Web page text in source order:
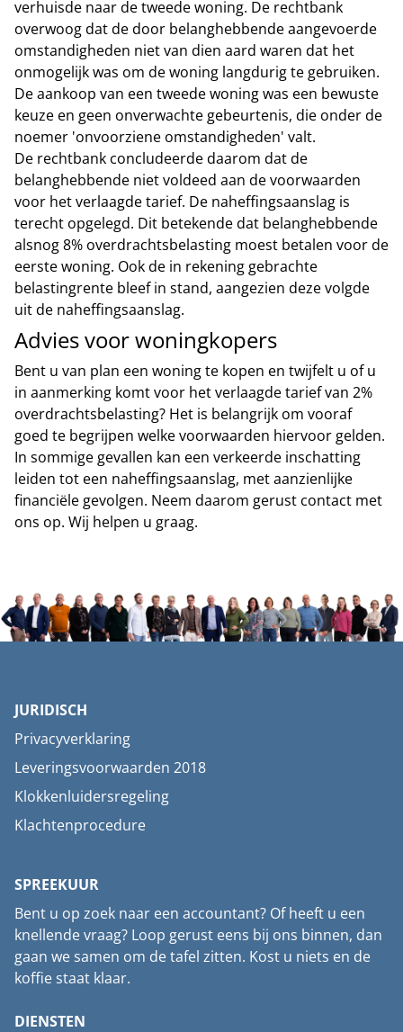
verhuisde naar de tweede woning. De rechtbank
overwoog dat de door belanghebbende aangevoerde
omstandigheden niet van dien aard waren dat het
onmogelijk was om de woning langdurig te gebruiken.
De aankoop van een tweede woning was een bewuste
keuze en geen onverwachte gebeurtenis, die onder de
noemer 'onvoorziene omstandigheden' valt.
De rechtbank concludeerde daarom dat de
belanghebbende niet voldeed aan de voorwaarden
voor het verlaagde tarief. De naheffingsaanslag is
terecht opgelegd. Dit betekende dat belanghebbende
alsnog 8% overdrachtsbelasting moest betalen voor de
eerste woning. Ook de in rekening gebrachte
belastingrente bleef in stand, aangezien deze volgde
uit de naheffingsaanslag.
Advies voor woningkopers
Bent u van plan een woning te kopen en twijfelt u of u
in aanmerking komt voor het verlaagde tarief van 2%
overdrachtsbelasting? Het is belangrijk om vooraf
goed te begrijpen welke voorwaarden hiervoor gelden.
In sommige gevallen kan een verkeerde inschatting
leiden tot een naheffingsaanslag, met aanzienlijke
financiële gevolgen. Neem daarom gerust contact met
ons op. Wij helpen u graag.
JURIDISCH
Privacyverklaring
Leveringsvoorwaarden 2018
Klokkenluidersregeling
Klachtenprocedure
SPREEKUUR
Bent u op zoek naar een accountant? Of heeft u een
knellende vraag? Loop gerust eens bij ons binnen, dan
gaan we samen om de tafel zitten. Kost u niets en de
koffie staat klaar.
DIENSTEN